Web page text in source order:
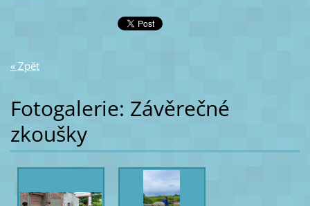
« Zpět
Fotogalerie: Závěrečné
zkoušky